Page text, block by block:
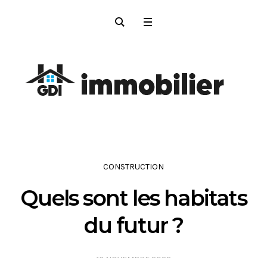
CONSTRUCTION
Quels sont les habitats
du futur ?